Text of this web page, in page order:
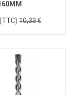
(TTC) 10,33 €